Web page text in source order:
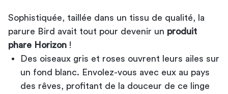
Sophistiquée, taillée dans un tissu de qualité, la
parure Bird avait tout pour devenir un produit
phare Horizon !
Des oiseaux gris et roses ouvrent leurs ailes sur
un fond blanc. Envolez-vous avec eux au pays
des rêves, profitant de la douceur de ce linge